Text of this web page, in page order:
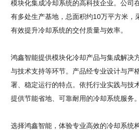
模块化集成冷却系统的高科技企业。公司
有多处生产基地，总面积约10万平方米，
有效提升冷却系统的交付质量与效率。
鸿鑫智能提供模块化冷却产品与集成解决
与技术支持等环节。产品经专业设计与严
署、稳定运行的特点。依托行业实践与技
提供节能省地、可靠耐用的冷却系统服务。
选择鸿鑫智能，体验专业高效的冷却系统